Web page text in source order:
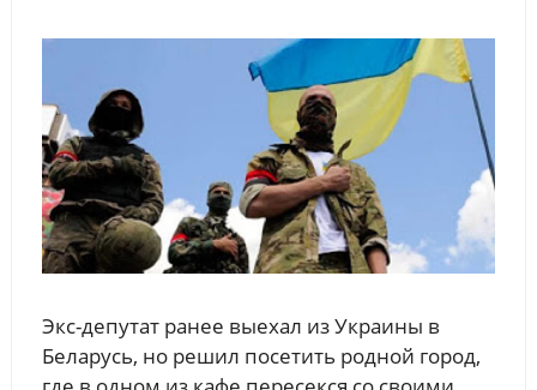
Экс-депутат ранее выехал из Украины в
Беларусь, но решил посетить родной город,